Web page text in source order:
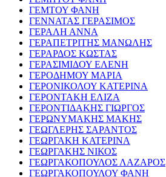
ΓΕΜΤΟΥ ΦΑΝΗ
ΓΕΝΝΑΤΑΣ ΓΕΡΑΣΙΜΟΣ
ΓΕΡΑΛΗ ΑΝΝΑ
ΓΕΡΑΠΕΤΡΙΤΗΣ ΜΑΝΩΛΗΣ
ΓΕΡΑΡΔΟΣ ΚΩΣΤΑΣ
ΓΕΡΑΣΙΜΙΔΟΥ ΕΛΕΝΗ
ΓΕΡΟΔΗΜΟΥ ΜΑΡΙΑ
ΓΕΡΟΝΙΚΟΛΟΥ ΚΑΤΕΡΙΝΑ
ΓΕΡΟΝΤΑΚΗ ΕΛΙΖΑ
ΓΕΡΟΝΤΙΔΑΚΗΣ ΓΙΩΡΓΟΣ
ΓΕΡΩΝΥΜΑΚΗΣ ΜΑΚΗΣ
ΓΕΩΓΛΕΡΗΣ ΣΑΡΑΝΤΟΣ
ΓΕΩΡΓΑΚΗ ΚΑΤΕΡΙΝΑ
ΓΕΩΡΓΑΚΗΣ ΝΙΚΟΣ
ΓΕΩΡΓΑΚΟΠΟΥΛΟΣ ΛΑΖΑΡΟΣ
ΓΕΩΡΓΑΚΟΠΟΥΛΟΥ ΦΑΝΗ